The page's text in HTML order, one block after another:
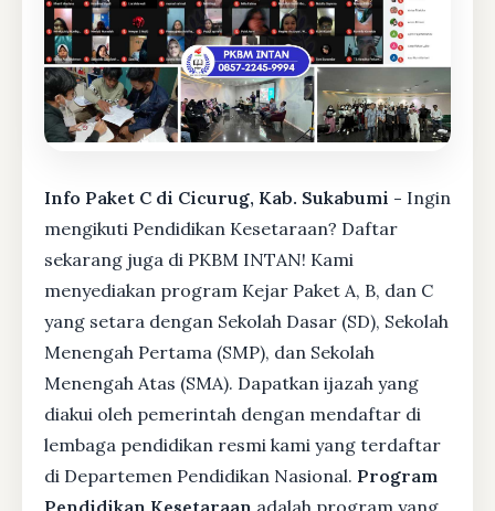
Info Paket C di Cicurug, Kab. Sukabumi - Ingin
mengikuti Pendidikan Kesetaraan? Daftar
sekarang juga di PKBM INTAN! Kami
menyediakan program Kejar Paket A, B, dan C
yang setara dengan Sekolah Dasar (SD), Sekolah
Menengah Pertama (SMP), dan Sekolah
Menengah Atas (SMA). Dapatkan ijazah yang
diakui oleh pemerintah dengan mendaftar di
lembaga pendidikan resmi kami yang terdaftar
di Departemen Pendidikan Nasional. Program
Pendidikan Kesetaraan adalah program yang